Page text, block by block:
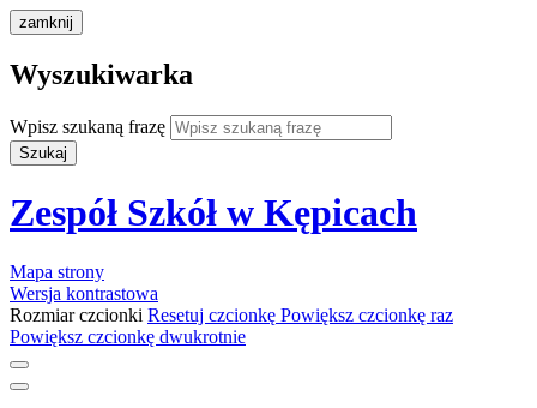
zamknij
Wyszukiwarka
Wpisz szukaną frazę
Szukaj
Zespół Szkół w Kępicach
Mapa strony
Wersja kontrastowa
Rozmiar czcionki Resetuj czcionkę Powiększ czcionkę raz
Powiększ czcionkę dwukrotnie